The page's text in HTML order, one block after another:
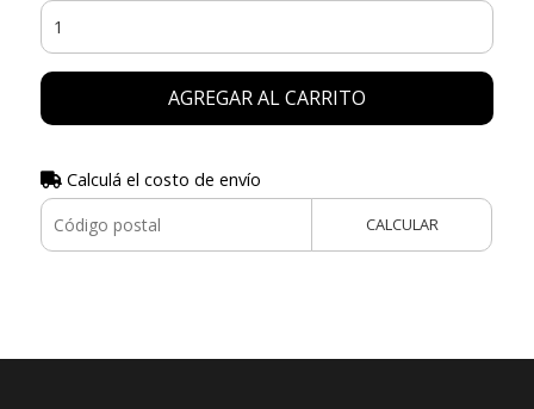
AGREGAR AL CARRITO
Calculá el costo de envío
CALCULAR